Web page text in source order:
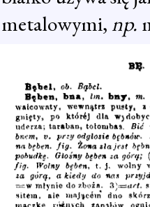
metalowymi, np.